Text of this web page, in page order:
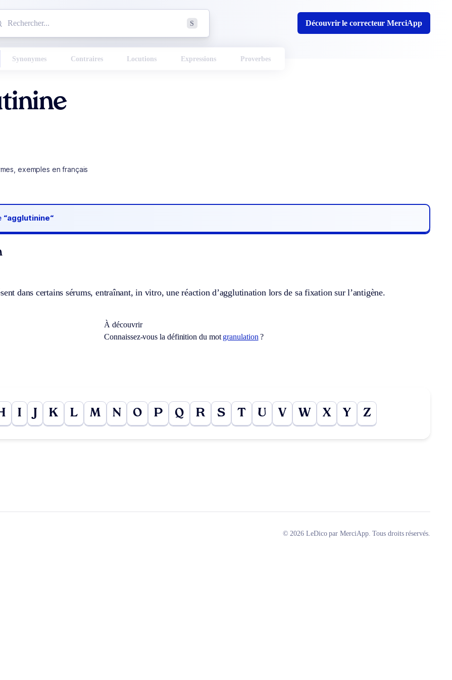
S Découvrir le correcteur MerciApp
Synonymes Contraires Locutions Expressions Proverbes
exemples en français
“agglutinine“
dans certains sérums, entraînant, in vitro, une réaction d’agglutination lors de sa fixation sur l’antigène.
À découvrir
Connaissez-vous la définition du mot granulation ?
I K L M N O P Q R S T U V W X Y Z
© 2026 LeDico par MerciApp. Tous droits réservés.